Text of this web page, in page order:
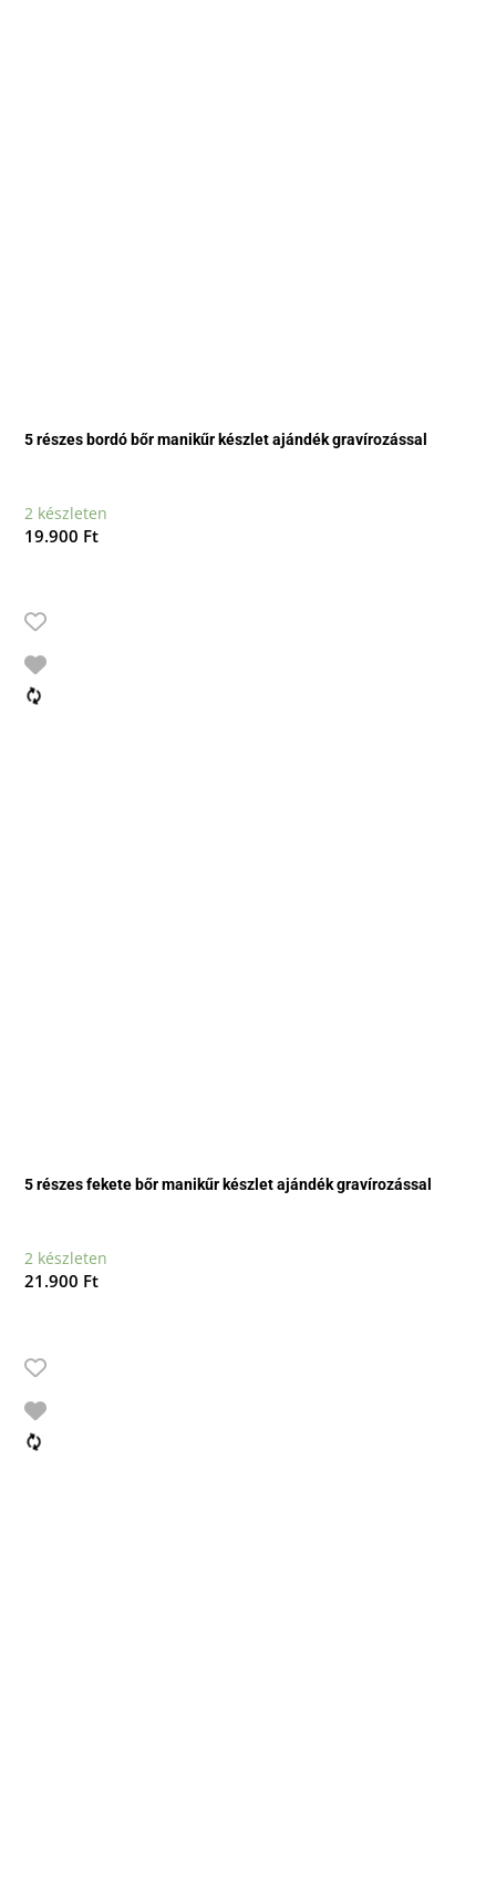
5 részes bordó bőr manikűr készlet ajándék gravírozással
2 készleten
19.900 Ft
5 részes fekete bőr manikűr készlet ajándék gravírozással
2 készleten
21.900 Ft